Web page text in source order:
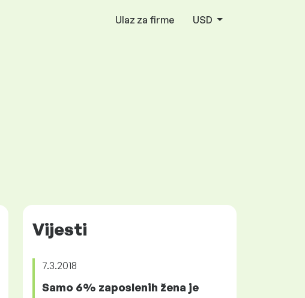
Ulaz za firme USD
Vijesti
7.3.2018
Samo 6% zaposlenih žena je